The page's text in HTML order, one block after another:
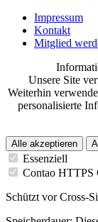
Impressum
Kontakt
Mitglied
Unsere Site
Weiterhin
personalisierte
Alle akzeptieren
Essenziell
Contao HTTPS
Schützt vor Cross-